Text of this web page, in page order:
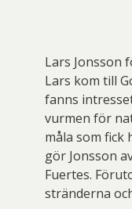
Lars Jonsson
Lars kom till
fanns
vurmen för
måla som
gör Jonsson
Fuertes.
stränderna